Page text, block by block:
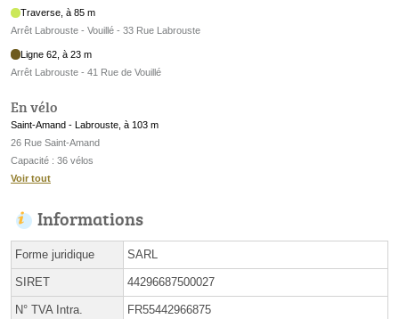
Traverse, à 85 m
Arrêt Labrouste - Vouillé - 33 Rue Labrouste
Ligne 62, à 23 m
Arrêt Labrouste - 41 Rue de Vouillé
En vélo
Saint-Amand - Labrouste, à 103 m
26 Rue Saint-Amand
Capacité : 36 vélos
Voir tout
Informations
Forme juridique SARL
SIRET 44296687500027
N° TVA Intra. FR55442966875